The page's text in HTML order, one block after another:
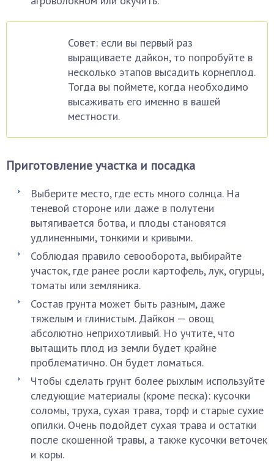
Совет: если вы первый раз
выращиваете дайкон, то попробуйте в
несколько этапов высадить корнеплод.
Тогда вы поймете, когда необходимо
высаживать его именно в вашей
местности.
Приготовление участка и посадка
Выберите место, где есть много солнца. На
теневой стороне или даже в полутени
вытягивается ботва, и плоды становятся
удлиненными, тонкими и кривыми.
Соблюдая правило севооборота, выбирайте
участок, где ранее росли картофель, лук, огурцы,
томаты или земляника.
Состав грунта может быть разным, даже
тяжелым и глинистым. Дайкон — овощ
абсолютно неприхотливый. Но учтите, что
вытащить плод из земли будет крайне
проблематично. Он будет ломаться.
Чтобы сделать грунт более рыхлым используйте
следующие материалы (кроме песка): кусочки
соломы, труха, сухая трава, торф и старые сухие
опилки. Очень подойдет сухая трава и остатки
после скошенной травы, а также кусочки веточек
и коры.